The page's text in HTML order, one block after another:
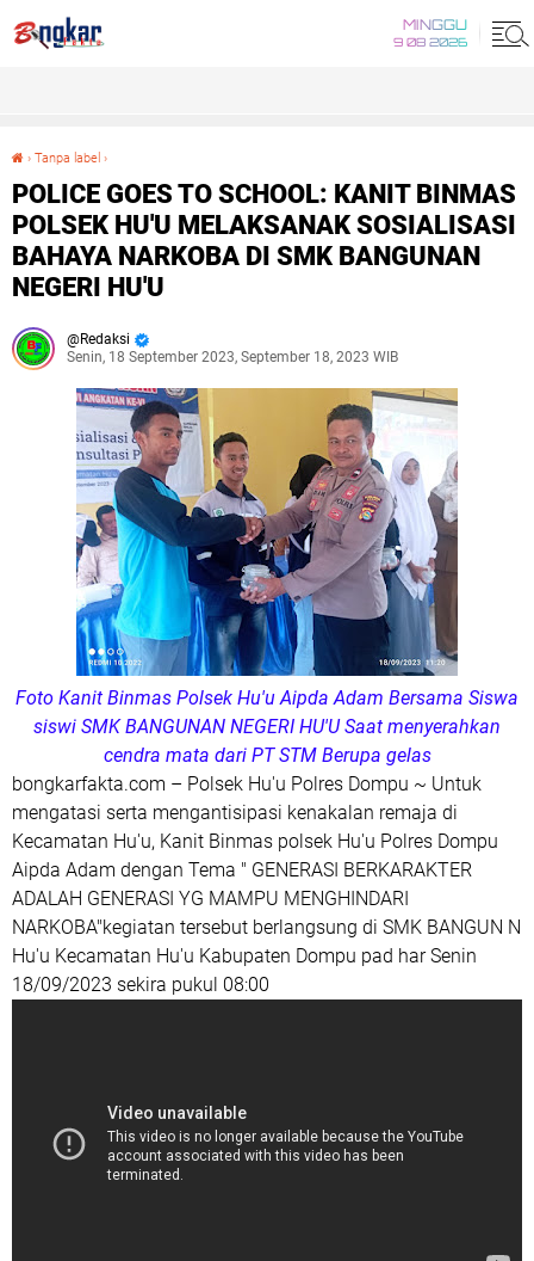
MINGGU
9 08 2026
› Tanpa label ›
POLICE GOES TO SCHOOL: KANIT BINMAS
POLSEK HU'U MELAKSANAK SOSIALISASI
BAHAYA NARKOBA DI SMK BANGUNAN
NEGERI HU'U
Redaksi
Senin, 18 September 2023, September 18, 2023 WIB
Foto Kanit Binmas Polsek Hu'u Aipda Adam Bersama Siswa
siswi SMK BANGUNAN NEGERI HU'U Saat menyerahkan
cendra mata dari PT STM Berupa gelas
bongkarfakta.com – Polsek Hu'u Polres Dompu ~ Untuk
mengatasi serta mengantisipasi kenakalan remaja di
Kecamatan Hu'u, Kanit Binmas polsek Hu'u Polres Dompu
Aipda Adam dengan Tema " GENERASI BERKARAKTER
ADALAH GENERASI YG MAMPU MENGHINDARI
NARKOBA"kegiatan tersebut berlangsung di SMK BANGUN N
Hu'u Kecamatan Hu'u Kabupaten Dompu pad har Senin
18/09/2023 sekira pukul 08:00